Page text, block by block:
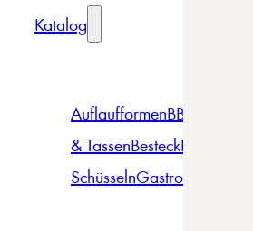
Katalog
AuflaufformenBBQ
& TassenBesteckBowls &
SchüsselnGastro